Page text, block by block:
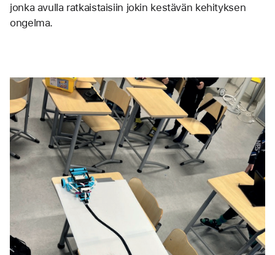
jonka avulla ratkaistaisiin jokin kestävän kehityksen
ongelma.